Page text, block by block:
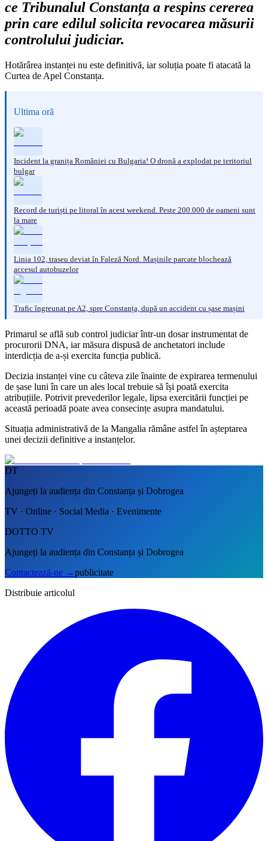
ce Tribunalul Constanța a respins cererea
prin care edilul solicita revocarea măsurii
controlului judiciar.
Hotărârea instanței nu este definitivă, iar soluția poate fi atacată la
Curtea de Apel Constanța.
Ultima oră
Incident la granița României cu Bulgaria! O dronă a explodat pe teritoriul
bulgar
Record de turiști pe litoral în acest weekend. Peste 200.000 de oameni sunt
la mare
Linia 102, traseu deviat în Faleză Nord. Mașinile parcate blochează
accesul autobuzelor
Trafic îngreunat pe A2, spre Constanța, după un accident cu șase mașini
Primarul se află sub control judiciar într-un dosar instrumentat de
procurorii DNA, iar măsura dispusă de anchetatori include
interdicția de a-și exercita funcția publică.
Decizia instanței vine cu câteva zile înainte de expirarea termenului
de șase luni în care un ales local trebuie să își poată exercita
atribuțiile. Potrivit prevederilor legale, lipsa exercitării funcției pe
această perioadă poate avea consecințe asupra mandatului.
Situația administrativă de la Mangalia rămâne astfel în așteptarea
unei decizii definitive a instanțelor.
DT
Ajungeți la audiența din Constanța și Dobrogea
TV · Online · Social Media · Evenimente
DOTTO TV
Ajungeți la audiența din Constanța și Dobrogea
Contactează-ne →publicitate
Distribuie articolul